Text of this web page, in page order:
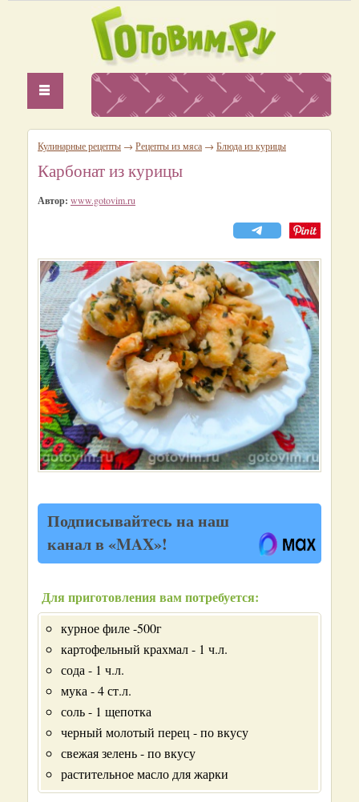
Кулинарные рецепты → Рецепты из мяса → Блюда из курицы
Карбонат из курицы
Автор: www.gotovim.ru
Подписывайтесь на наш
канал в «MAX»!
Для приготовления вам потребуется:
курное филе -500г
картофельный крахмал - 1 ч.л.
сода - 1 ч.л.
мука - 4 ст.л.
соль - 1 щепотка
черный молотый перец - по вкусу
свежая зелень - по вкусу
растительное масло для жарки